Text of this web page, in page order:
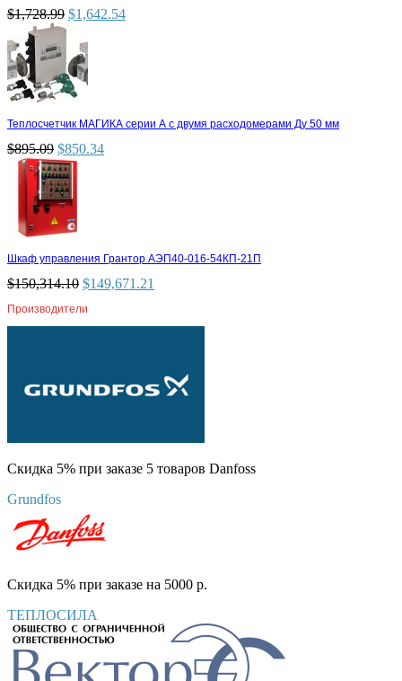
$1,728.99 $1,642.54
Теплосчетчик МАГИКА серии А с двумя расходомерами Ду 50 мм
$895.09 $850.34
Шкаф управления Грантор АЭП40-016-54КП-21П
$150,314.10 $149,671.21
Производители
Скидка 5% при заказе 5 товаров Danfoss
Grundfos
Скидка 5% при заказе на 5000 р.
ТЕПЛОСИЛА